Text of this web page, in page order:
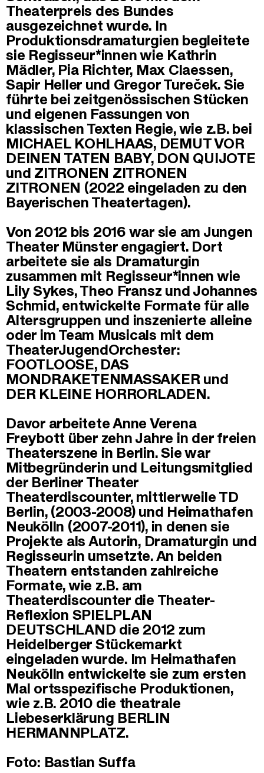
Theaterpreis des Bundes
ausgezeichnet wurde. In
Produktionsdramaturgien begleitete
sie Regisseur*innen wie Kathrin
Mädler, Pia Richter, Max Claessen,
Sapir Heller und Gregor Tureček. Sie
führte bei zeitgenössischen Stücken
und eigenen Fassungen von
klassischen Texten Regie, wie z.B. bei
MICHAEL KOHLHAAS, DEMUT VOR
DEINEN TATEN BABY, DON QUIJOTE
und ZITRONEN ZITRONEN
ZITRONEN (2022 eingeladen zu den
Bayerischen Theatertagen).
Von 2012 bis 2016 war sie am Jungen
Theater Münster engagiert. Dort
arbeitete sie als Dramaturgin
zusammen mit Regisseur*innen wie
Lily Sykes, Theo Fransz und Johannes
Schmid, entwickelte Formate für alle
Altersgruppen und inszenierte alleine
oder im Team Musicals mit dem
TheaterJugendOrchester:
FOOTLOOSE, DAS
MONDRAKETENMASSAKER und
DER KLEINE HORRORLADEN.
Davor arbeitete Anne Verena
Freybott über zehn Jahre in der freien
Theaterszene in Berlin. Sie war
Mitbegründerin und Leitungsmitglied
der Berliner Theater
Theaterdiscounter, mittlerweile TD
Berlin, (2003-2008) und Heimathafen
Neukölln (2007-2011), in denen sie
Projekte als Autorin, Dramaturgin und
Regisseurin umsetzte. An beiden
Theatern entstanden zahlreiche
Formate, wie z.B. am
Theaterdiscounter die Theater-
Reflexion SPIELPLAN
DEUTSCHLAND die 2012 zum
Heidelberger Stückemarkt
eingeladen wurde. Im Heimathafen
Neukölln entwickelte sie zum ersten
Mal ortsspezifische Produktionen,
wie z.B. 2010 die theatrale
Liebeserklärung BERLIN
HERMANNPLATZ.
Foto: Bastian Suffa